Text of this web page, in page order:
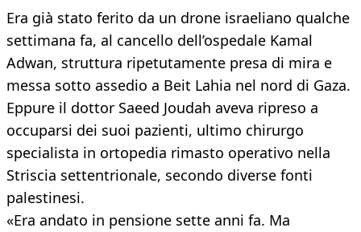
Era già stato ferito da un drone israeliano qualche
settimana fa, al cancello dell’ospedale Kamal
Adwan, struttura ripetutamente presa di mira e
messa sotto assedio a Beit Lahia nel nord di Gaza.
Eppure il dottor Saeed Joudah aveva ripreso a
occuparsi dei suoi pazienti, ultimo chirurgo
specialista in ortopedia rimasto operativo nella
Striscia settentrionale, secondo diverse fonti
palestinesi.
«Era andato in pensione sette anni fa. Ma